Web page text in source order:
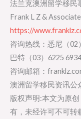
法兰克澳洲留学移民
Frank L Z &
https://
咨询热线：悉尼（02
巴特（03）6225 6934
咨询邮箱：
澳洲留学移民资讯公
版权声明:本文为原
有，未经许可不可转